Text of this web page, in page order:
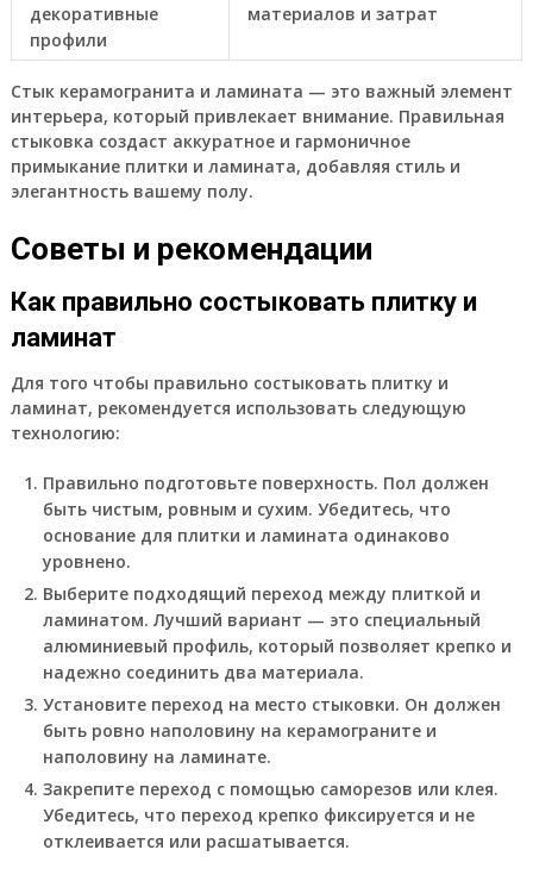
декоративные
профили
материалов и затрат
Стык керамогранита и ламината — это важный элемент
интерьера, который привлекает внимание. Правильная
стыковка создаст аккуратное и гармоничное
примыкание плитки и ламината, добавляя стиль и
элегантность вашему полу.
Советы и рекомендации
Как правильно состыковать плитку и
ламинат
Для того чтобы правильно состыковать плитку и
ламинат, рекомендуется использовать следующую
технологию:
Правильно подготовьте поверхность. Пол должен
быть чистым, ровным и сухим. Убедитесь, что
основание для плитки и ламината одинаково
уровнено.
Выберите подходящий переход между плиткой и
ламинатом. Лучший вариант — это специальный
алюминиевый профиль, который позволяет крепко и
надежно соединить два материала.
Установите переход на место стыковки. Он должен
быть ровно наполовину на керамограните и
наполовину на ламинате.
Закрепите переход с помощью саморезов или клея.
Убедитесь, что переход крепко фиксируется и не
отклеивается или расшатывается.